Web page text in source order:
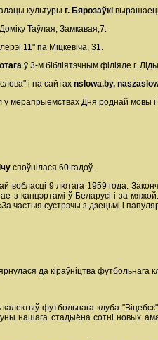
культуры г. Бярозаўкі
Таўлая, Замкавая,7.
11" па Міцкевіча, 31.
ў 3-м бібліятэчным філіяле г.
і па сайтах nslowa.by,
мерапрыемствах Дня роднай мовы
споўнілася 60 гадоў.
вобласці 9 лютага 1959 года.
з канцэртамі ў Беларусі і за
частыя сустрэчы з дзецьмі і
да кіраўніцтва
футбольнага клуба
нашага стадыёна сотні новых